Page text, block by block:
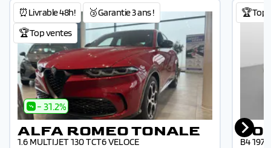
⏰Livrable 48h!
🥉Garantie 3 ans !
🏆Top ventes
- 31.2%
ALFA ROMEO TONALE
1.6 MULTIJET 130 TCT6 VELOCE
🏆Top
B4 197